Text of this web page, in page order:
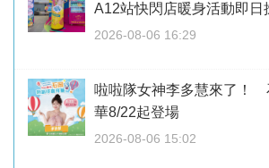
A12站快閃店暖身活動即日
2026-08-06 16:29
啦啦隊女神李多慧來了！
華8/22起登場
2026-08-06 15:02